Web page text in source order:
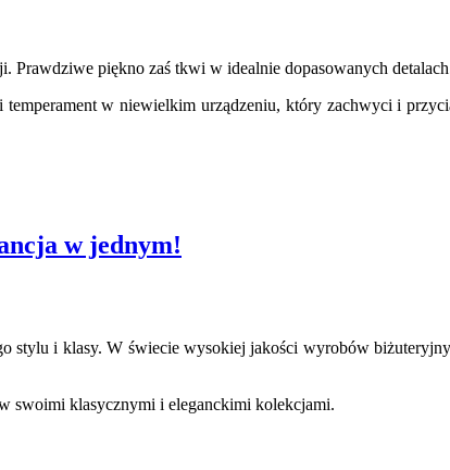
Prawdziwe piękno zaś tkwi w idealnie dopasowanych
w niewielkim urządzeniu, który zachwyci i
w jednym!
stylu i klasy. W świecie wysokiej jakości wyrobów
swoimi klasycznymi i eleganckimi kolekcjami.